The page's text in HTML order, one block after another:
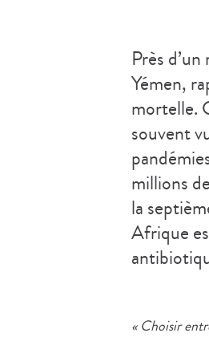
Près
Yémen,
mortelle.
souvent
millions
la
Afrique
« Choisir